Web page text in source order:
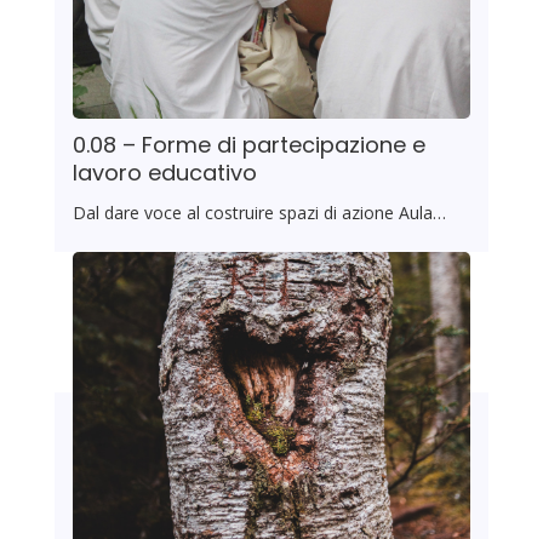
0.08 – Forme di partecipazione e
lavoro educativo
Dal dare voce al costruire spazi di azione Aula…